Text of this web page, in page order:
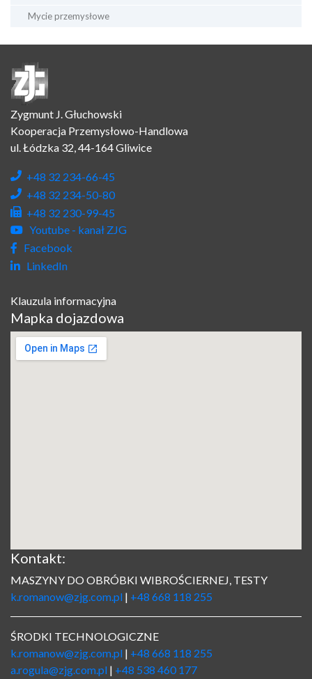
Mycie przemysłowe
Zygmunt J. Głuchowski
Kooperacja Przemysłowo-Handlowa
ul. Łódzka 32, 44-164 Gliwice
+48 32 234-66-45
+48 32 234-50-80
+48 32 230-99-45
Youtube - kanał ZJG
Facebook
LinkedIn
Klauzula informacyjna
Mapka dojazdowa
Kontakt:
MASZYNY DO OBRÓBKI WIBROŚCIERNEJ, TESTY
k.romanow@zjg.com.pl | +48 668 118 255
ŚRODKI TECHNOLOGICZNE
k.romanow@zjg.com.pl | +48 668 118 255
a.rogula@zjg.com.pl | +48 538 460 177